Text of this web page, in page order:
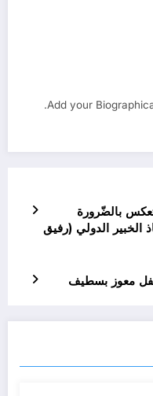
Add your
بالضّرورة
الخبير الدولي (رفيق